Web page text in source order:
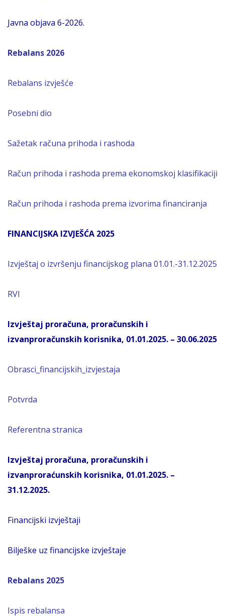
Javna objava 6-2026.
Rebalans 2026
Rebalans izvješće
Posebni dio
Sažetak računa prihoda i rashoda
Račun prihoda i rashoda prema ekonomskoj klasifikaciji
Račun prihoda i rashoda prema izvorima financiranja
FINANCIJSKA IZVJEŠĆA 2025
Izvještaj o izvršenju financijskog plana 01.01.-31.12.2025
RVI
Izvještaj proračuna, proračunskih i
izvanproračunskih korisnika, 01.01.2025. – 30.06.2025
Obrasci_financijskih_izvjestaja
Potvrda
Referentna stranica
Izvještaj proračuna, proračunskih i
izvanproraćunskih korisnika, 01.01.2025. –
31.12.2025.
Financijski izvještaji
Bilješke uz financijske izvještaje
Rebalans 2025
Ispis rebalansa